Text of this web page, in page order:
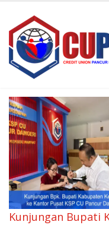
Kunjungan Bupati